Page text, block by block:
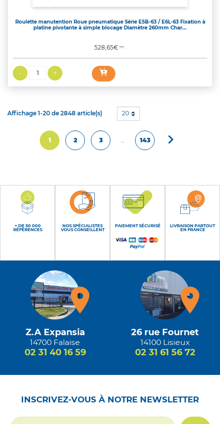
Roulette manutention Roue pneumatique Série E5B-63 / E6L-63 Fixation à
platine pivotante à simple blocage Diamètre 260mm Char...
Prix
528,65€TTC
Affichage 1-20 de 2848 article(s) 20
1 2 3 143 Suivant

+ DE 50 000
RÉFÉRENCES
NOS SPÉCIALISTES
VOUS CONSEILLENT
PAIEMENT SÉCURISÉ
LIVRAISON PARTOUT
EN FRANCE
Z.A Expansia
14700 Falaise
02 31 40 16 59
26 rue Fournet
14100 Lisieux
02 31 61 56 72
INSCRIVEZ-VOUS À NOTRE NEWSLETTER